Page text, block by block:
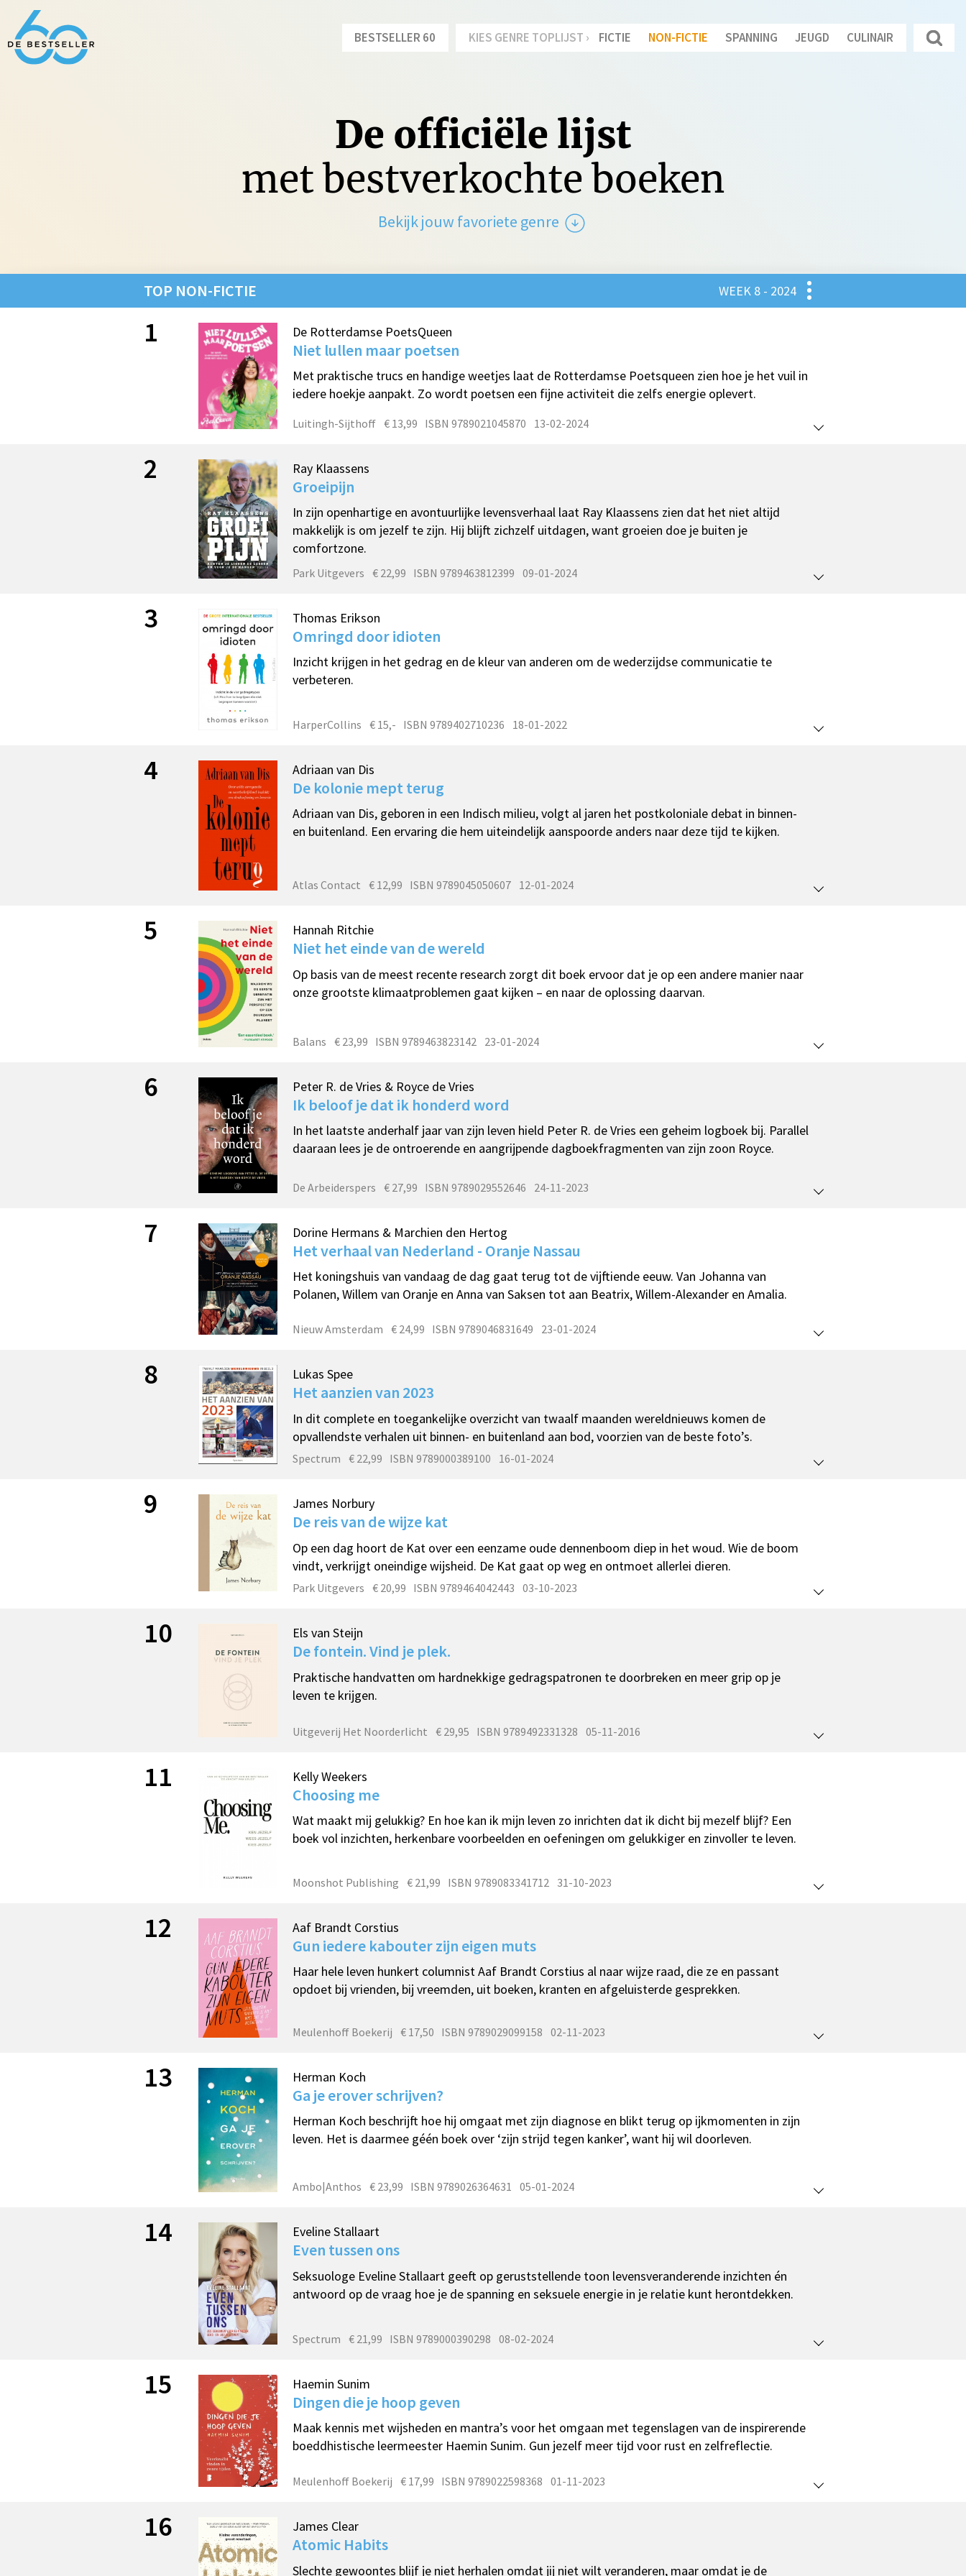
BESTSELLER 60 KIES GENRE TOPLIJST › FICTIE NON-FICTIE SPANNING JEUGD CULINAIR
De officiële lijst
met bestverkochte boeken
Bekijk jouw favoriete genre
Fictie
Jeugd
Culinair
TOP NON-FICTIE WEEK 8 - 2024
1 De Rotterdamse PoetsQueen
Niet lullen maar poetsen
Met praktische trucs en handige weetjes laat de Rotterdamse Poetsqueen zien hoe je het vuil in
iedere hoekje aanpakt. Zo wordt poetsen een fijne activiteit die zelfs energie oplevert.
Luitingh-Sijthoff € 13,99 ISBN 9789021045870 13-02-2024
2 Ray Klaassens
Groeipijn
In zijn openhartige en avontuurlijke levensverhaal laat Ray Klaassens zien dat het niet altijd
makkelijk is om jezelf te zijn. Hij blijft zichzelf uitdagen, want groeien doe je buiten je
comfortzone.
Park Uitgevers € 22,99 ISBN 9789463812399 09-01-2024
3 Thomas Erikson
Omringd door idioten
Inzicht krijgen in het gedrag en de kleur van anderen om de wederzijdse communicatie te
verbeteren.
HarperCollins € 15,- ISBN 9789402710236 18-01-2022
4 Adriaan van Dis
De kolonie mept terug
Adriaan van Dis, geboren in een Indisch milieu, volgt al jaren het postkoloniale debat in binnen-
en buitenland. Een ervaring die hem uiteindelijk aanspoorde anders naar deze tijd te kijken.
Atlas Contact € 12,99 ISBN 9789045050607 12-01-2024
5 Hannah Ritchie
Niet het einde van de wereld
Op basis van de meest recente research zorgt dit boek ervoor dat je op een andere manier naar
onze grootste klimaatproblemen gaat kijken – en naar de oplossing daarvan.
Balans € 23,99 ISBN 9789463823142 23-01-2024
6 Peter R. de Vries & Royce de Vries
Ik beloof je dat ik honderd word
In het laatste anderhalf jaar van zijn leven hield Peter R. de Vries een geheim logboek bij. Parallel
daaraan lees je de ontroerende en aangrijpende dagboekfragmenten van zijn zoon Royce.
De Arbeiderspers € 27,99 ISBN 9789029552646 24-11-2023
7 Dorine Hermans & Marchien den Hertog
Het verhaal van Nederland - Oranje Nassau
Het koningshuis van vandaag de dag gaat terug tot de vijftiende eeuw. Van Johanna van
Polanen, Willem van Oranje en Anna van Saksen tot aan Beatrix, Willem-Alexander en Amalia.
Nieuw Amsterdam € 24,99 ISBN 9789046831649 23-01-2024
8 Lukas Spee
Het aanzien van 2023
In dit complete en toegankelijke overzicht van twaalf maanden wereldnieuws komen de
opvallendste verhalen uit binnen- en buitenland aan bod, voorzien van de beste foto’s.
Spectrum € 22,99 ISBN 9789000389100 16-01-2024
9 James Norbury
De reis van de wijze kat
Op een dag hoort de Kat over een eenzame oude dennenboom diep in het woud. Wie de boom
vindt, verkrijgt oneindige wijsheid. De Kat gaat op weg en ontmoet allerlei dieren.
Park Uitgevers € 20,99 ISBN 9789464042443 03-10-2023
10 Els van Steijn
De fontein. Vind je plek.
Praktische handvatten om hardnekkige gedragspatronen te doorbreken en meer grip op je
leven te krijgen.
Uitgeverij Het Noorderlicht € 29,95 ISBN 9789492331328 05-11-2016
11 Kelly Weekers
Choosing me
Wat maakt mij gelukkig? En hoe kan ik mijn leven zo inrichten dat ik dicht bij mezelf blijf? Een
boek vol inzichten, herkenbare voorbeelden en oefeningen om gelukkiger en zinvoller te leven.
Moonshot Publishing € 21,99 ISBN 9789083341712 31-10-2023
12 Aaf Brandt Corstius
Gun iedere kabouter zijn eigen muts
Haar hele leven hunkert columnist Aaf Brandt Corstius al naar wijze raad, die ze en passant
opdoet bij vrienden, bij vreemden, uit boeken, kranten en afgeluisterde gesprekken.
Meulenhoff Boekerij € 17,50 ISBN 9789029099158 02-11-2023
13 Herman Koch
Ga je erover schrijven?
Herman Koch beschrijft hoe hij omgaat met zijn diagnose en blikt terug op ijkmomenten in zijn
leven. Het is daarmee géén boek over ‘zijn strijd tegen kanker’, want hij wil doorleven.
Ambo|Anthos € 23,99 ISBN 9789026364631 05-01-2024
14 Eveline Stallaart
Even tussen ons
Seksuologe Eveline Stallaart geeft op geruststellende toon levensveranderende inzichten én
antwoord op de vraag hoe je de spanning en seksuele energie in je relatie kunt herontdekken.
Spectrum € 21,99 ISBN 9789000390298 08-02-2024
15 Haemin Sunim
Dingen die je hoop geven
Maak kennis met wijsheden en mantra’s voor het omgaan met tegenslagen van de inspirerende
boeddhistische leermeester Haemin Sunim. Gun jezelf meer tijd voor rust en zelfreflectie.
Meulenhoff Boekerij € 17,99 ISBN 9789022598368 01-11-2023
16 James Clear
Atomic Habits
Slechte gewoontes blijf je niet herhalen omdat jij niet wilt veranderen, maar omdat je de